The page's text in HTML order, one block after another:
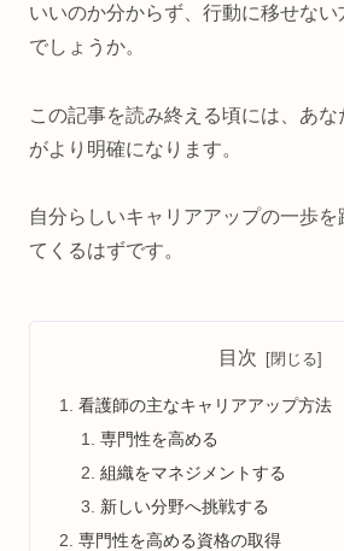
いいのか分からず、行動に移せな
でしょうか。
この記事を読み終える頃には、あ
がより明確になります。
自分らしいキャリアアップの一歩
てくるはずです。
目次
看護師の主なキャリアアップ方法
専門性を高める
組織をマネジメントする
新しい分野へ挑戦する
専門性を高める資格の取得